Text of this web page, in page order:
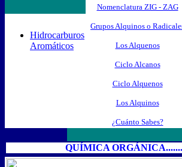
Nomenclatura ZIG - ZAG
Grupos Alquinos o
Los Alquenos
Ciclo Alcanos
Ciclo Alquenos
Los Alquinos
¿Cuánto Sabes?
Hidrocarburos
Aromáticos
QUÍMICA ORGÁNICA.........